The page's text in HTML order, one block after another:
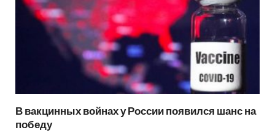
В вакцинных войнах у России появился шанс на
победу